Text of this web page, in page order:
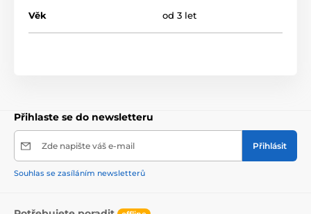
Věk od 3 let
Přihlaste se do newsletteru
Zde napište váš e-mail Přihlásit
Souhlas se zasíláním newsletterů